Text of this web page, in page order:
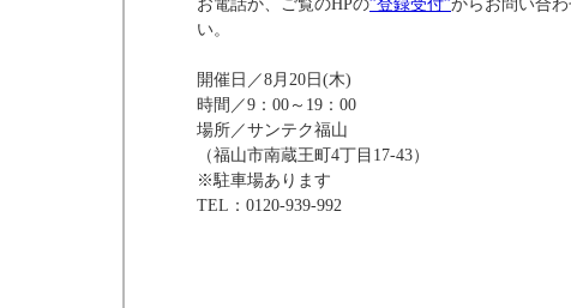
お電話か、ご覧のHPの”登録受付”からお問い合わ
い。
開催日／8月20日(木)
時間／9：00～19：00
場所／サンテク福山
（福山市南蔵王町4丁目17-43）
※駐車場あります
TEL：0120-939-992